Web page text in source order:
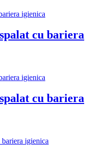
cu bariera
cu bariera